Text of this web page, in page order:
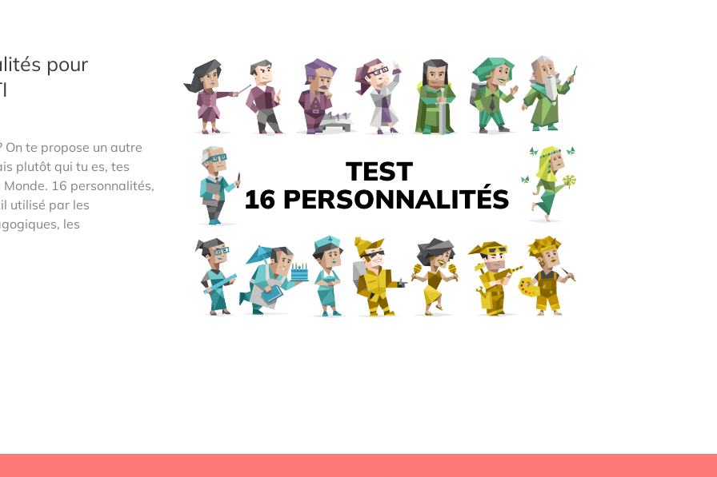
pour
On te propose un autre
plutôt qui tu es, tes
16 personnalités,
utilisé par les
les